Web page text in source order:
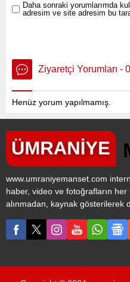
Daha sonraki yorumlarımda
adresim ve site adresim bu
Ziyaretçi Yorumları -
Henüz yorum yapılmamış.
www.umraniyemanset.com
haber, video ve fotoğrafların
alınmadan, kaynak gösterilerek